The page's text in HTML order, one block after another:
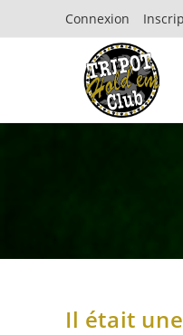
Connexion
Il était